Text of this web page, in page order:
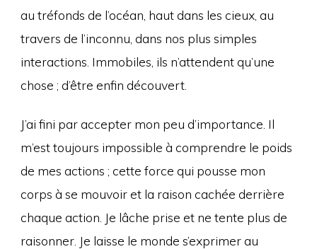
au tréfonds de l’océan, haut dans les cieux, au
travers de l’inconnu, dans nos plus simples
interactions. Immobiles, ils n’attendent qu’une
chose ; d’être enfin découvert.
J’ai fini par accepter mon peu d’importance. Il
m’est toujours impossible à comprendre le poids
de mes actions ; cette force qui pousse mon
corps à se mouvoir et la raison cachée derrière
chaque action. Je lâche prise et ne tente plus de
raisonner. Je laisse le monde s’exprimer au